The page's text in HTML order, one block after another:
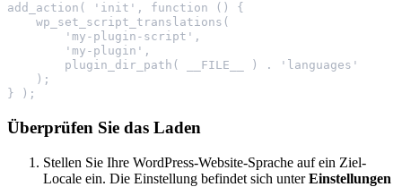
add_action( 'init', function () {
    wp_set_script_translations(
        'my-plugin-script',
        'my-plugin',
        plugin_dir_path( __FILE__ ) . 'languages'
    );
} );
Überprüfen Sie das Laden
Stellen Sie Ihre WordPress-Website-Sprache auf ein Ziel-
Locale ein. Die Einstellung befindet sich unterEinstellungen